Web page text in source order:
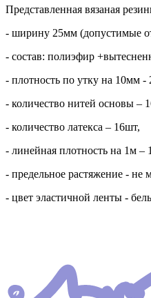
Представленная вязаная
- ширину 25мм (допустимые
- состав: полиэфир
- плотность по утку на 10мм -
- количество нитей основы –
- количество латекса – 16шт,
- линейная плотность на 1м –
- предельное растяжение - не
- цвет эластичной ленты -